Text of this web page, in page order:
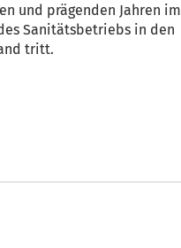
und prägenden Jahren im
Sanitätsbetriebs in den
tritt.